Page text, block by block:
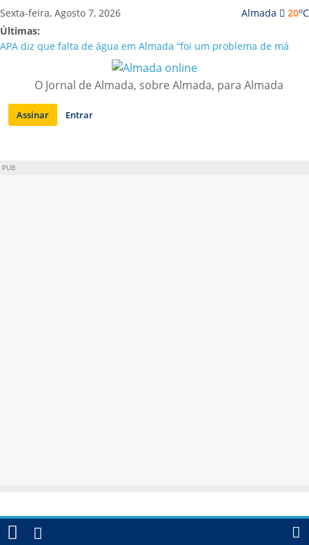
Saltar
para
conteúdo
Almada 20oC
Sexta-feira, Agosto 7, 2026
Últimas:
APA diz que falta de água em Almada “foi um problema de má
Laranjeiro | Cultura pop asiática invade a Casa Amarela
Ponte 25 de Abril celebra 60 anos com programa cultural entre
Lisboa e Almada
Situação de alerta em Almada renovada até final de Agosto
O Jornal de Almada, sobre Almada, para Almada
Assinar Entrar
PUB